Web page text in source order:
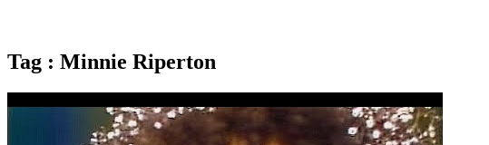
Tag : Minnie Riperton